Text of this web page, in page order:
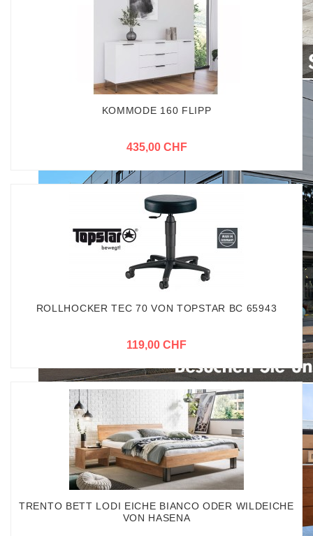
KOMMODE 160 FLIPP
435,00 CHF
ROLLHOCKER TEC 70 VON TOPSTAR BC 65943
119,00 CHF
TRENTO BETT LODI EICHE BIANCO ODER WILDEICHE
VON HASENA